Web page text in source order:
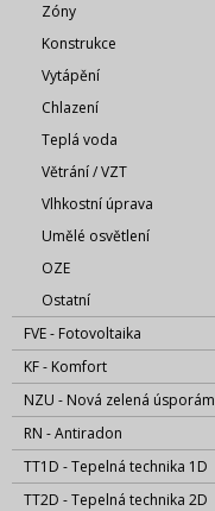
Zóny
Konstrukce
Vytápění
Chlazení
Teplá voda
Větrání / VZT
Vlhkostní úprava
Umělé osvětlení
OZE
Ostatní
FVE - Fotovoltaika
KF - Komfort
NZU - Nová zelená úsporám
RN - Antiradon
TT1D - Tepelná technika 1D
TT2D - Tepelná technika 2D